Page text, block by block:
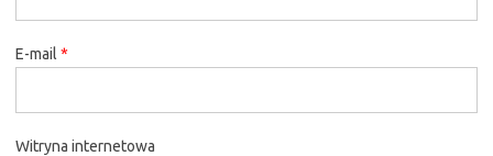
E-mail *
Witryna internetowa